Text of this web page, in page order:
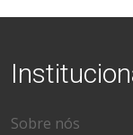
Sobre nós